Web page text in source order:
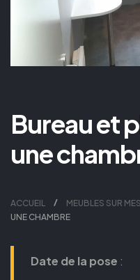
Bureau et
une
ACCUEIL MEUBLES SUR
UNE CHAMBRE
Date de la pose :